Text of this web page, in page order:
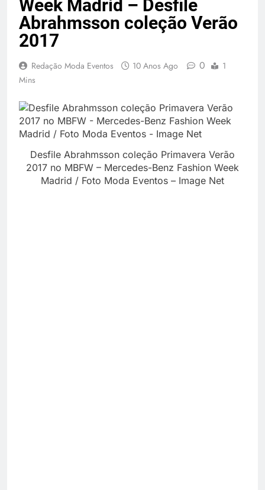
Week Madrid – Desfile
Abrahmsson coleção Verão
2017
Redação Moda Eventos 10 Anos Ago 0
1
Mins
Desfile Abrahmsson coleção Primavera Verão
2017 no MBFW – Mercedes-Benz Fashion Week
Madrid / Foto Moda Eventos – Image Net